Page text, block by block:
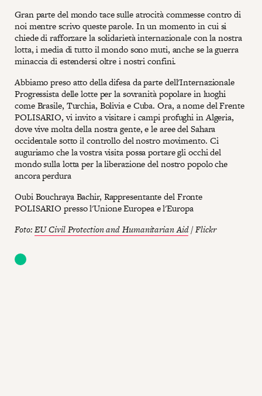
Gran parte del mondo tace sulle atrocità commesse contro di
noi mentre scrivo queste parole. In un momento in cui si
chiede di rafforzare la solidarietà internazionale con la nostra
lotta, i media di tutto il mondo sono muti, anche se la guerra
minaccia di estendersi oltre i nostri confini.
Abbiamo preso atto della difesa da parte dell'Internazionale
Progressista delle lotte per la sovranità popolare in luoghi
come Brasile, Turchia, Bolivia e Cuba. Ora, a nome del Frente
POLISARIO, vi invito a visitare i campi profughi in Algeria,
dove vive molta della nostra gente, e le aree del Sahara
occidentale sotto il controllo del nostro movimento. Ci
auguriamo che la vostra visita possa portare gli occhi del
mondo sulla lotta per la liberazione del nostro popolo che
ancora perdura
Oubi Bouchraya Bachir, Rappresentante del Fronte
POLISARIO presso l'Unione Europea e l'Europa
Foto:EU Civil Protection and Humanitarian Aid/ Flickr